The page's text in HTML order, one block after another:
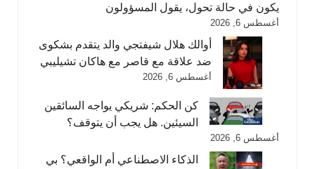
يكون في حالة تحول، يقول المسؤولون
أغسطس 6, 2026
أوالك هلال شيفتجي والد يتقدم بشكوى
ضد علاقة مع قاصر مع هاكان تشيليبي
أغسطس 6, 2026
كن الحكم: شريكي يواجه السائقين
السيئين. هل يجب أن يتوقف؟
أغسطس 6, 2026
الذكاء الاصطناعي أم الواقعي؟ بي